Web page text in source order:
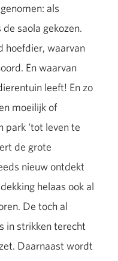
als
saola gekozen.
hoefdier, waarvan
En waarvan
leeft! En zo
moeilijk of
park ‘tot leven te
de grote
nieuw ontdekt
helaas ook al
De toch al
in strikken terecht
Daarnaast wordt